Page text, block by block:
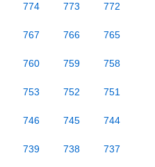
774 773 772
767 766 765
760 759 758
753 752 751
746 745 744
739 738 737